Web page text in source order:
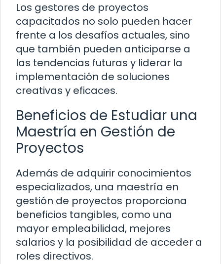
Los gestores de proyectos
capacitados no solo pueden hacer
frente a los desafíos actuales, sino
que también pueden anticiparse a
las tendencias futuras y liderar la
implementación de soluciones
creativas y eficaces.
Beneficios de Estudiar una
Maestría en Gestión de
Proyectos
Además de adquirir conocimientos
especializados, una maestría en
gestión de proyectos proporciona
beneficios tangibles, como una
mayor empleabilidad, mejores
salarios y la posibilidad de acceder a
roles directivos.